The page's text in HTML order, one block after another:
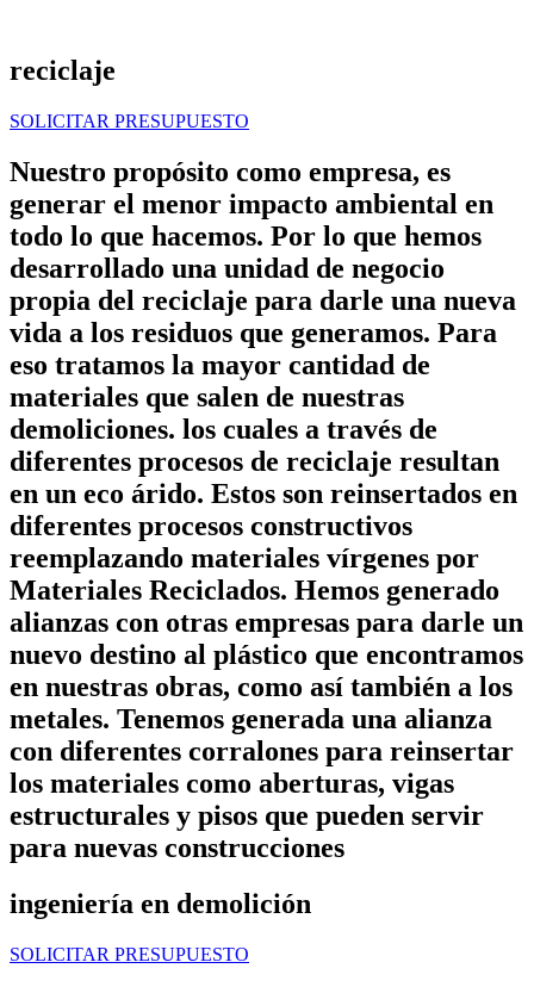
reciclaje
SOLICITAR PRESUPUESTO
Nuestro propósito como empresa, es
generar el menor impacto ambiental en
todo lo que hacemos. Por lo que hemos
desarrollado una unidad de negocio
propia del reciclaje para darle una nueva
vida a los residuos que generamos. Para
eso tratamos la mayor cantidad de
materiales que salen de nuestras
demoliciones. los cuales a través de
diferentes procesos de reciclaje resultan
en un eco árido. Estos son reinsertados en
diferentes procesos constructivos
reemplazando materiales vírgenes por
Materiales Reciclados. Hemos generado
alianzas con otras empresas para darle un
nuevo destino al plástico que encontramos
en nuestras obras, como así también a los
metales. Tenemos generada una alianza
con diferentes corralones para reinsertar
los materiales como aberturas, vigas
estructurales y pisos que pueden servir
para nuevas construcciones
ingeniería en demolición
SOLICITAR PRESUPUESTO